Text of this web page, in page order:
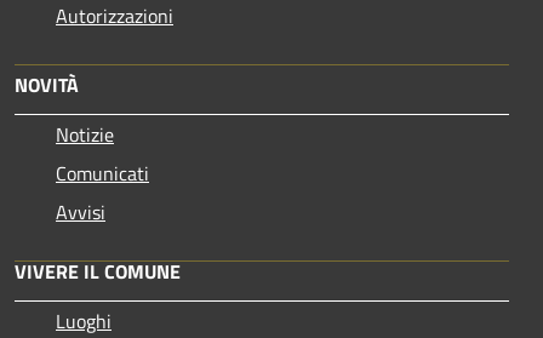
Autorizzazioni
NOVITÀ
Notizie
Comunicati
Avvisi
VIVERE IL COMUNE
Luoghi